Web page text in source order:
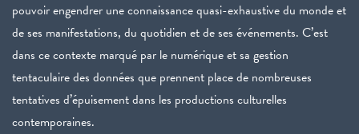
pouvoir engendrer une connaissance quasi-exhaustive du monde et
de ses manifestations, du quotidien et de ses événements. C’est
dans ce contexte marqué par le numérique et sa gestion
tentaculaire des données que prennent place de nombreuses
tentatives d’épuisement dans les productions culturelles
contemporaines.